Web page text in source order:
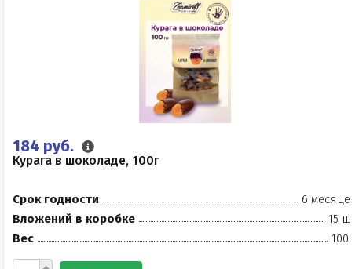
184 руб.
Курага в шоколаде, 100г
Срок годности
6
Вложений в коробке
15
Вес
100